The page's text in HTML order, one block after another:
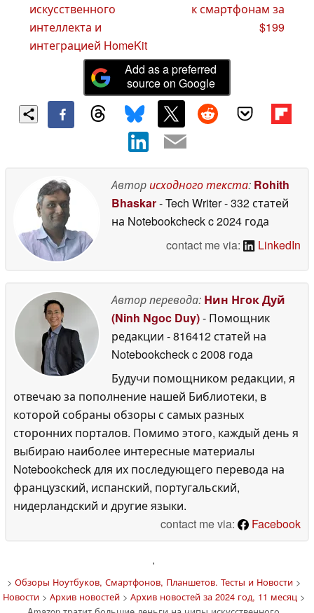
искусственного
интеллекта и
интеграцией HomeKit
к смартфонам за
$199
Add as a preferred
source on Google
Авторисходного текста: Rohith
Bhaskar- Tech Writer- 332 статей
на Notebookcheckc 2024 года
contact me via:
LinkedIn
Автор перевода: Нин Нгок Дуй
(Ninh Ngoc Duy)- Помощник
редакции - 816412 статей на
Notebookcheckc 2008 года
Будучи помощником редакции, я
отвечаю за пополнение нашей Библиотеки, в
которой собраны обзоры с самых разных
сторонних порталов. Помимо этого, каждый день я
выбираю наиболее интересные материалы
Notebookcheck для их последующего перевода на
французский, испанский, португальский,
нидерландский и другие языки.
contact me via:
Facebook
'
> Обзоры Ноутбуков, Смартфонов, Планшетов. Тесты и Новости>
Новости> Архив новостей> Архив новостей за 2024 год, 11 месяц >